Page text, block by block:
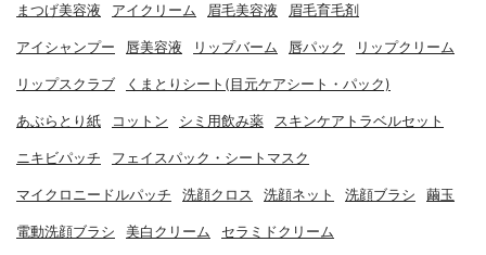
まつげ美容液 アイクリーム 眉毛美容液 眉毛育毛剤
アイシャンプー 唇美容液 リップバーム 唇パック リップクリーム
リップスクラブ くまとりシート(目元ケアシート・パック)
あぶらとり紙 コットン シミ用飲み薬 スキンケアトラベルセット
ニキビパッチ フェイスパック・シートマスク
マイクロニードルパッチ 洗顔クロス 洗顔ネット 洗顔ブラシ 繭玉
電動洗顔ブラシ 美白クリーム セラミドクリーム